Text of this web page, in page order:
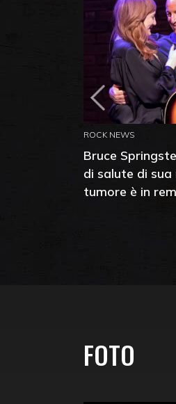
ROCK NEWS
Bruce
di salute di
tumore è in
FOTO